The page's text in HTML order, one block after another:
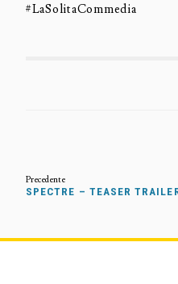
#LaSolitaCommedia
SPECTRE – TEASER